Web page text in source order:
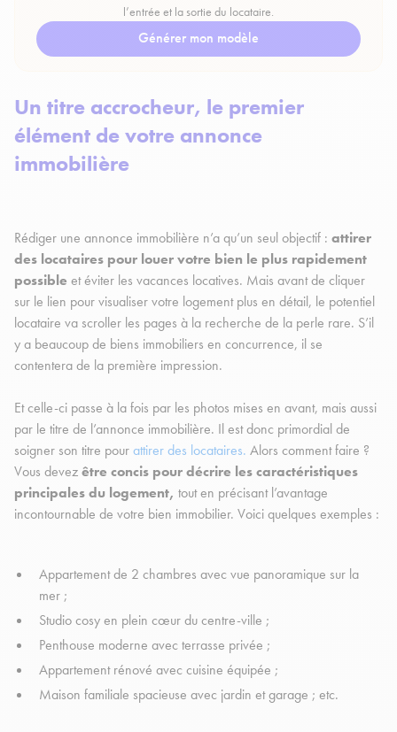
l’entrée et la sortie du locataire.
Générer mon modèle
Un titre accrocheur, le premier
élément de votre annonce
immobilière
Rédiger une annonce immobilière n’a qu’un seul objectif : attirer
des locataires pour louer votre bien le plus rapidement
possible et éviter les vacances locatives. Mais avant de cliquer
sur le lien pour visualiser votre logement plus en détail, le potentiel
locataire va scroller les pages à la recherche de la perle rare. S’il
y a beaucoup de biens immobiliers en concurrence, il se
contentera de la première impression.
Et celle-ci passe à la fois par les photos mises en avant, mais aussi
par le titre de l’annonce immobilière. Il est donc primordial de
soigner son titre pourattirer des locataires. Alors comment faire ?
Vous devezêtre concis pour décrire les caractéristiques
principales du logement, tout en précisant l’avantage
incontournable de votre bien immobilier. Voici quelques exemples :
Appartement de 2 chambres avec vue panoramique sur la
mer ;
Studio cosy en plein cœur du centre-ville ;
Penthouse moderne avec terrasse privée ;
Appartement rénové avec cuisine équipée ;
Maison familiale spacieuse avec jardin et garage ; etc.